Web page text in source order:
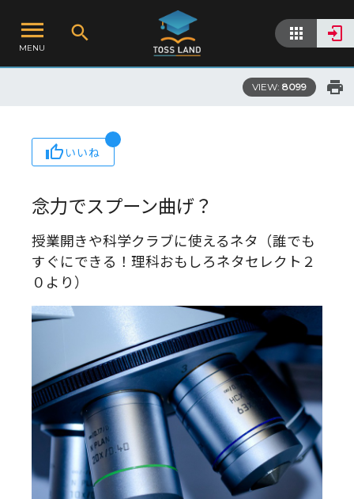
MENU
VIEW: 8099
いいね
念力でスプーン曲げ？
授業開きや科学クラブに使えるネタ（誰でも
すぐにできる！理科おもしろネタセレクト２
０より）